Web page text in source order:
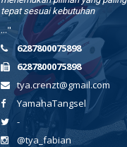
tepat sesuai kebutuhan
..."
6287800075898
6287800075898
tya.crenzt@gmail.com
YamahaTangsel
-
@tya_fabian